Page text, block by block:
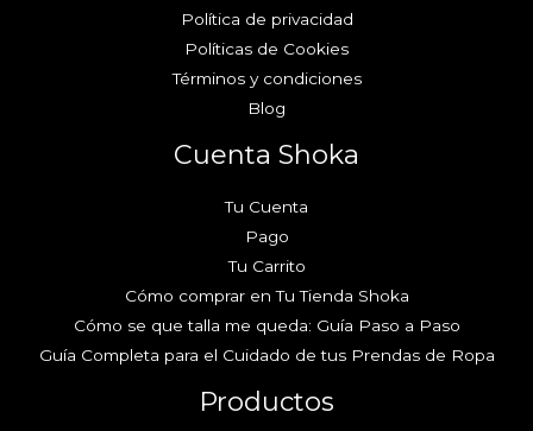
Política de privacidad
Políticas de Cookies
Términos y condiciones
Blog
Cuenta Shoka
Tu Cuenta
Pago
Tu Carrito
Cómo comprar en Tu Tienda Shoka
Cómo se que talla me queda: Guía Paso a Paso
Guía Completa para el Cuidado de tus Prendas de Ropa
Productos